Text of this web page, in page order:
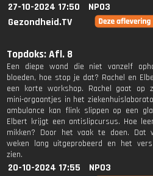
27-10-2024 17:50
NPO3
Gezondheid.TV
Topdoks: Afl. 8
Een diepe wond die niet vanzelf
bloeden, hoe stop je dat? Rachel en
een korte workshop. Rachel gaat op
mini-orgaantjes in het
ambulance kan flink slippen op een
Elbert krijgt een antislipcursus. Hoe
mikken? Door het vaak te doen. Dat
weken lang uitgeprobeerd en het
zien.
20-10-2024 17:55
NPO3